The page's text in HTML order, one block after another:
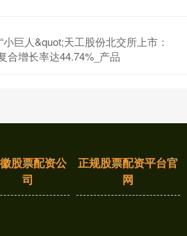
巨人&quot;天工股份北交所上市：
合增长率达44.74%_产品
股票配资公
司
正规股票配资平台官
网